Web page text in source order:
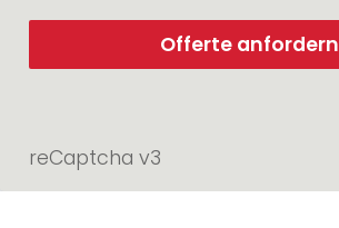
Offerte anfordern
reCaptcha v3